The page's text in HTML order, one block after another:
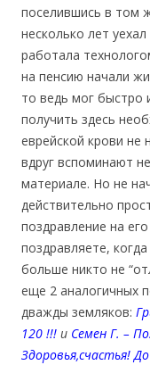
поселившись в том
несколько лет
работала
на пенсию начали
то ведь мог быстро
получить здесь
еврейской крови не
вдруг вспоминают
материале. Но не
действительно
поздравление на
поздравляете,
больше никто не
еще 2 аналогичных
дважды земляков:
120 !!! и Семен Г. –
Здоровья,счастья!